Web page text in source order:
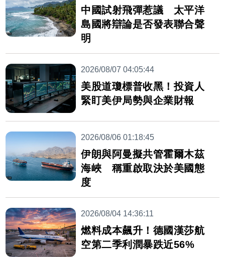
中國試射飛彈惹議 太平洋
島國將辯論是否發表聯合聲
明
2026/08/07 04:05:44
美股道瓊標普收黑！投資人
緊盯美伊局勢與企業財報
2026/08/06 01:18:45
伊朗與阿曼擬共管霍爾木茲
海峽 稱重啟取決於美國態
度
2026/08/04 14:36:11
燃料成本飆升！德國漢莎航
空第二季利潤暴跌近56%